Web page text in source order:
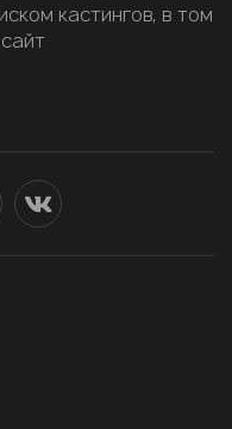
кастингов, в том